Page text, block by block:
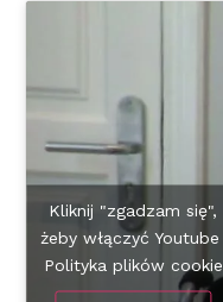
Kliknij "zgadzam się",
żeby włączyć Youtube
Polityka plików cookie